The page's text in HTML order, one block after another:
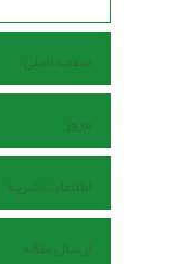
صفحه اصلی
مرور
اطلاعات نشریه
ارسال مقاله